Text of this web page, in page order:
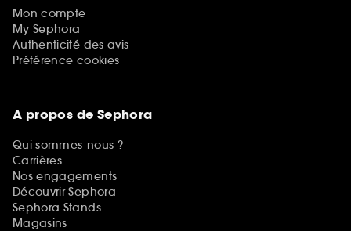
Mon compte
My Sephora
Authenticité des avis
Préférence cookies
A propos de Sephora
Qui sommes-nous ?
Carrières
Nos engagements
Découvrir Sephora
Sephora Stands
Magasins